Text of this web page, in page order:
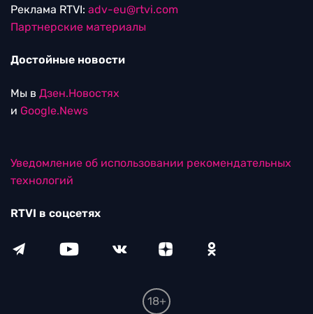
Реклама RTVI: adv-eu@rtvi.com
Партнерские материалы
Достойные новости
Мы в Дзен.Новостях
и Google.News
Уведомление об использовании рекомендательных
технологий
RTVI в соцсетях
18+